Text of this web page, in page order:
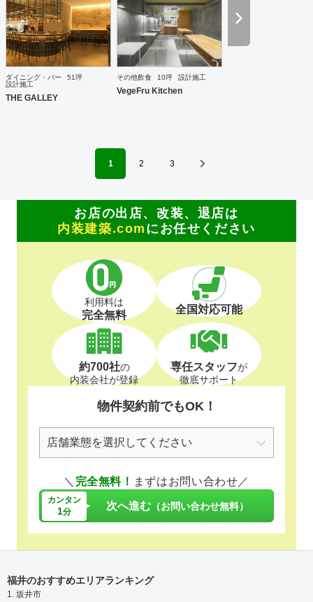
ダイニング・バー
51坪
設計施工
THE GALLEY
その他飲食 10坪 設計施工
VegeFru Kitchen
1 2 3
お店の出店、改装、退店は
内装建築.com にお任せください
利用料は
完全無料 全国対応可能
約700社の
内装会社が登録
専任スタッフが
徹底サポート
物件契約前でもOK！
＼ 完全無料！ まずはお問い合わせ／
カンタン
1分 次へ進む （お問い合わせ無料）
福井のおすすめエリアランキング
1. 坂井市